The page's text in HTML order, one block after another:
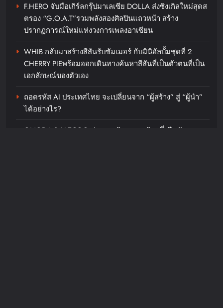
‘RAKSAPHAN’ เปิดฉากคอลเลกชัน
ระดับมาสเตอร์พีซคอลเลกชัน
แรก รังสรรค์ “ผ้าลายน้ำไหล” สู่ชิ้น
งานศิลปะสะสมสุดลิมิเต็ด ถ่ายทอด
ภูมิปัญญาท้องถิ่นสู่สุนทรียภาพระดับ
สากล
F.HERO จับมือเกิร์ลกรุ๊ปมาเลเซีย DOLLA ส่งซิงเกิลใหม่สุดส
ตรอง “G.O.A.T”รวมพลังสองศิลปินแถวหน้า สร้าง
ปรากฏการณ์ใหม่แห่งวงการเพลงอาเซียน
WHIB กลับมาสร้างสีสันรับซัมเมอร์ กับมินิอัลบั้มชุดที่ 2
CHERRY PIEพร้อมออกเดินทางค้นหาสีสันที่เป็นตัวตนที่เป็น
เอกลักษณ์ของตัวเอง
ถอดรหัส AI ประเทศไทย จะเปลี่ยนจาก “ผู้สร้าง” สู่ “ผู้นำ”
ได้อย่างไร?
OMODA & JAECOO ประกาศทิศทางธุรกิจครึ่งปีหลังชู